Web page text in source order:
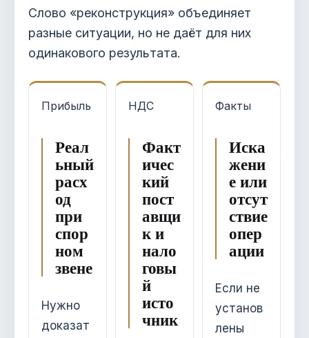
Слово «реконструкция» объединяет
разные ситуации, но не даёт для них
одинакового результата.
Прибыль
Реал
ьный
расх
од
при
спор
ном
звене
Нужно
доказат
НДС
Факт
ичес
кий
пост
авщи
к и
нало
говы
й
исто
чник
Факты
Иска
жени
е или
отсут
ствие
опер
ации
Если не
установ
лены